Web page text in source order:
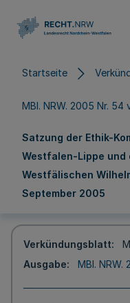
Startseite
MBl. NRW. 2005 Nr. 54
Satzung der Ethik-
Westfalen-Lippe und
Westfälischen
September 2005
Verkündungsblatt
Ausgabe
MBl. NRW.